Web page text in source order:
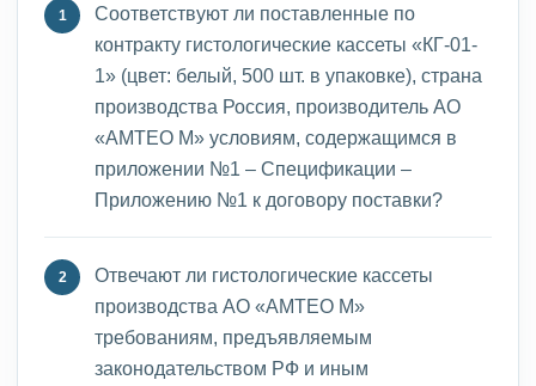
Соответствуют ли поставленные по
контракту гистологические кассеты «КГ-01-
1» (цвет: белый, 500 шт. в упаковке), страна
производства Россия, производитель АО
«АМТЕО М» условиям, содержащимся в
приложении №1 – Спецификации –
Приложению №1 к договору поставки?
Отвечают ли гистологические кассеты
производства АО «АМТЕО М»
требованиям, предъявляемым
законодательством РФ и иным